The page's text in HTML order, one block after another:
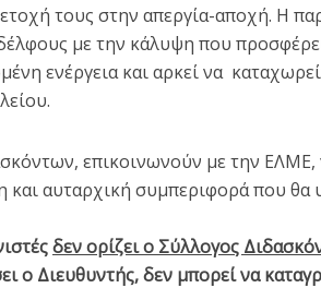
τους στην απεργία-αποχή. Η
με την κάλυψη που
ενέργεια και αρκεί να
επικοινωνούν με την ΕΛΜΕ,
και αυταρχική συμπεριφορά που θα
δεν ορίζει ο Σύλλογος
ο Διευθυντής, δεν μπορεί να